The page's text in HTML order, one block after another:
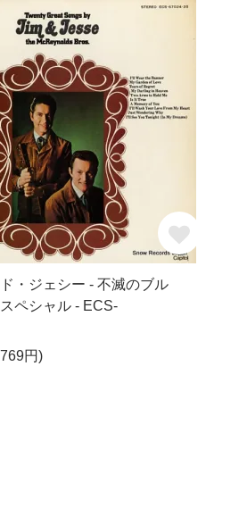
・ジェシー - 不滅のブル
ペシャル - ECS-
円)